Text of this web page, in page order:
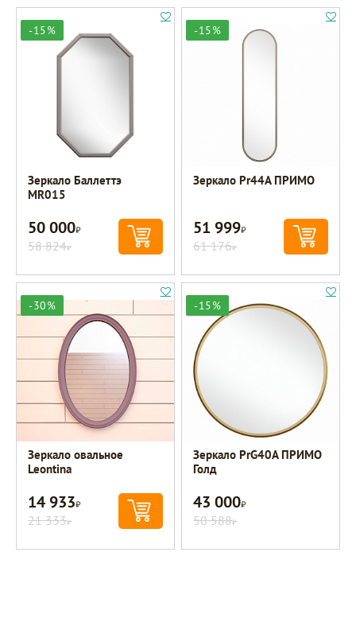
-15%
Зеркало Баллеттэ
MR015
50 000Р
58 824Р
-15%
Зеркало Pr44A ПРИМО
51 999Р
61 176Р
-30%
Зеркало овальное
Leontina
14 933Р
21 333Р
-15%
Зеркало PrG40A ПРИМО
Голд
43 000Р
50 588Р